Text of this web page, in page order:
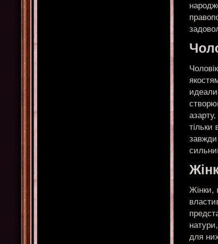
тільки
завжди
Жінки,
для